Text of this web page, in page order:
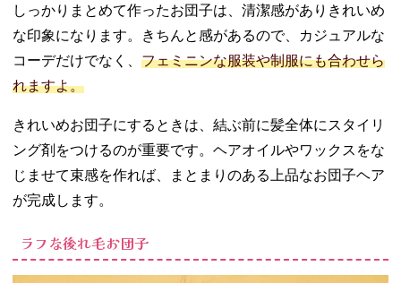
しっかりまとめて作ったお団子は、清潔感がありきれいめ
な印象になります。きちんと感があるので、カジュアルな
コーデだけでなく、 フェミニンな服装や制服にも合わせら
れますよ。
きれいめお団子にするときは、結ぶ前に髪全体にスタイリ
ング剤をつけるのが重要です。ヘアオイルやワックスをな
じませて束感を作れば、まとまりのある上品なお団子ヘア
が完成します。
ラフな後れ毛お団子